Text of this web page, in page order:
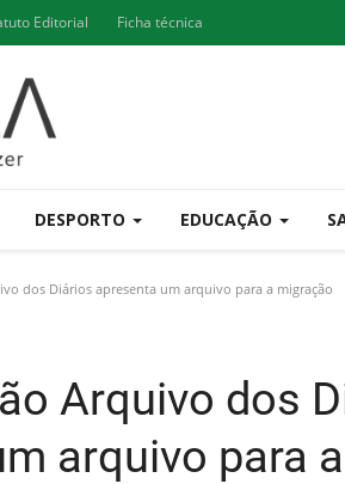
Editorial Ficha técnica
DESPORTO EDUCAÇÃO
dos Diários apresenta um arquivo para a migração
Arquivo dos
arquivo para